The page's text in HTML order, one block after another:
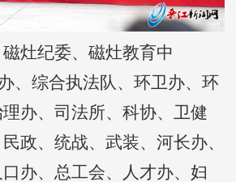
纪委、磁灶教育中
、综合执法队、环卫办、环
办、司法所、科协、卫健
政、统战、武装、河长办、
办、总工会、人才办、妇